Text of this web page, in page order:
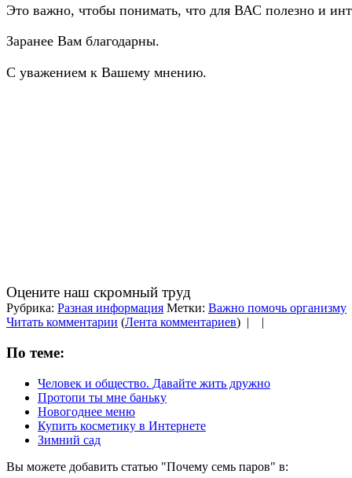
Это важно, чтобы понимать, что для ВАС полезно и
Заранее Вам благодарны.
С уважением к Вашему мнению.
Оцените наш скромный труд
Рубрика: Разная информация Метки: Важно помочь организму
Читать комментарии (Лента комментариев) | |
По теме:
Человек и общество. Давайте жить дружно
Протопи ты мне баньку
Новогоднее меню
Купить косметику в Интернете
Зимний сад
Вы можете добавить статью "Почему семь паров" в: